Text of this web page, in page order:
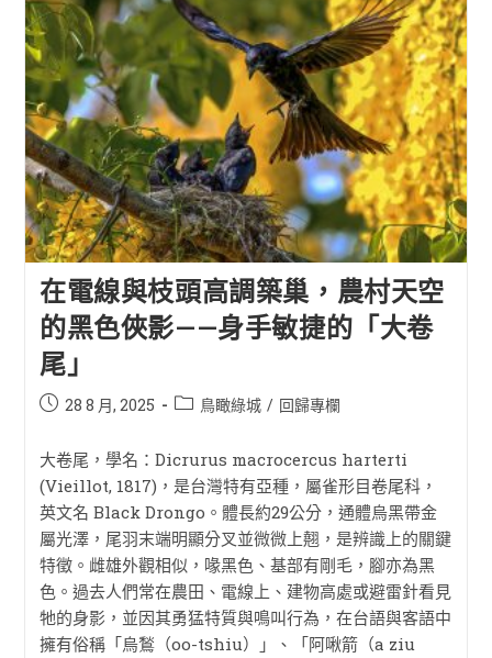
在電線與枝頭高調築巢，農村天空
的黑色俠影——身手敏捷的「大卷
尾」
28 8 月, 2025 鳥瞰綠城 / 回歸專欄
大卷尾，學名：Dicrurus macrocercus harterti
(Vieillot, 1817)，是台灣特有亞種，屬雀形目卷尾科，
英文名 Black Drongo。體長約29公分，通體烏黑帶金
屬光澤，尾羽末端明顯分叉並微微上翹，是辨識上的關鍵
特徵。雌雄外觀相似，喙黑色、基部有剛毛，腳亦為黑
色。過去人們常在農田、電線上、建物高處或避雷針看見
牠的身影，並因其勇猛特質與鳴叫行為，在台語與客語中
擁有俗稱「烏鶖（oo-tshiu）」、「阿啾箭（a ziu